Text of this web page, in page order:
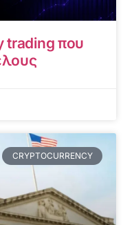
trading που
CRYPTOCURRENCY